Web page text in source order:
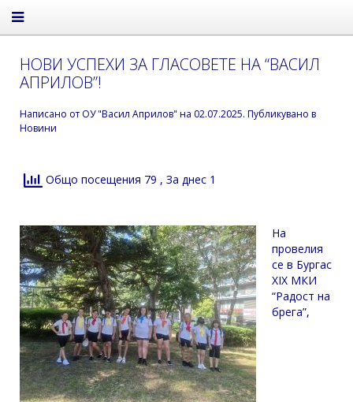
НОВИ УСПЕХИ ЗА ГЛАСОВЕТЕ НА “ВАСИЛ
АПРИЛОВ”!
Написано от ОУ "Васил Априлов" на 02.07.2025. Публикувано в
Новини
Общо посещения 79 , За днес 1
На
провелия
се в Бургас
XIX МКИ
“Радост на
брега”,